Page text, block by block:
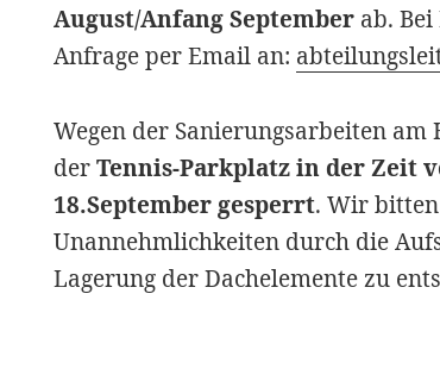
August/Anfang September ab.
Anfrage per Email an:
Wegen der Sanierungsarbeiten
derTennis-Parkplatz in der Zeit
18.September gesperrt. Wir
Unannehmlichkeiten durch die
Lagerung der Dachelemente zu